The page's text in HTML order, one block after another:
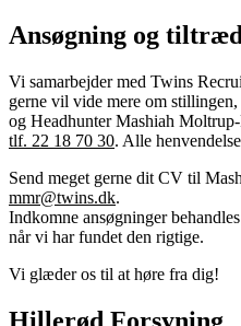
Ansøgning og
Vi samarbejder med Twins
gerne vil vide mere om
og Headhunter Mashiah
tlf. 22 18 70 30. Alle
Send meget gerne dit CV til
mmr@twins.dk.
Indkomne ansøgninger
når vi har fundet den rigtige.
Vi glæder os til at høre fra dig!